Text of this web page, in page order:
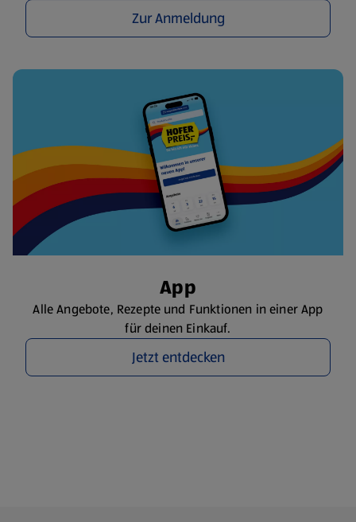
Zur Anmeldung
App
Alle Angebote, Rezepte und Funktionen in einer App
für deinen Einkauf.
Jetzt entdecken